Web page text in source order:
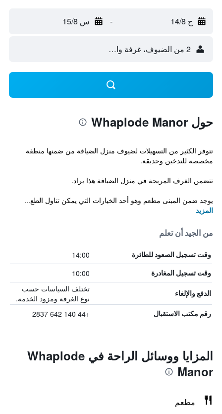
ج 14/8 - س 15/8
2 من الضيوف، غرفة واحدة
حول Whaplode Manor
تتوفر الكثير من التسهيلات لضيوف منزل الضيافة من ضمنها منطقة
مخصصة للتدخين وحديقة.
تتضمن الغرف المريحة في منزل الضيافة هذا براد.
يوجد ضمن المبنى مطعم وهو أحد الخيارات التي يمكن تناول الطع...
المزيد
من الجيد أن تعلم
وقت تسجيل الصعود للطائرة 14:00
وقت تسجيل المغادرة 10:00
الدفع والإلغاء
تختلف السياسات حسب
نوع الغرفة ومزود الخدمة.
رقم مكتب الاستقبال +44 140 642 2837
المزايا ووسائل الراحة في Whaplode
Manor
مطعم